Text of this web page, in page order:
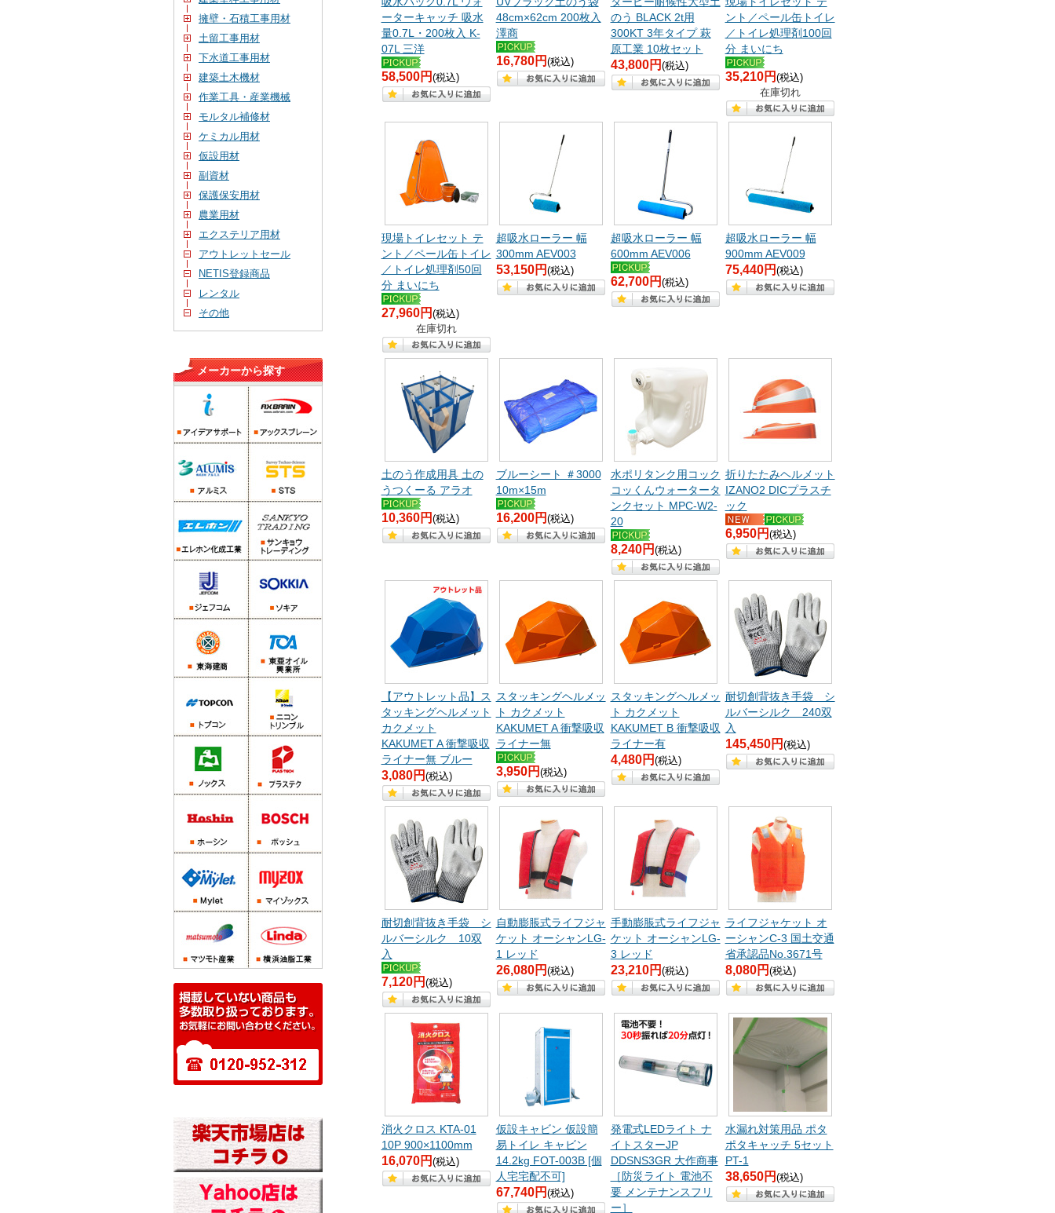
擁壁・石積工事用材
土留工事用材
下水道工事用材
建築土木機材
作業工具・産業機械
モルタル補修材
ケミカル用材
仮設用材
副資材
保護保安用材
農業用材
エクステリア用材
アウトレットセール
NETIS登録商品
レンタル
その他
メーカーから探す
ーターキャッチ 吸水
量0.7L・200枚入 K-
07L 三洋
58,500円 (税込)
48cm×62cm 200枚入
澤商
16,780円 (税込)
のう BLACK 2t用
300KT 3年タイプ 萩
原工業 10枚セット
43,800円 (税込)
ント／ペール缶トイレ
／トイレ処理剤100回
分 まいにち
35,210円 (税込)
在庫切れ
現場トイレセット テ
ント／ペール缶トイレ
／トイレ処理剤50回
分 まいにち
27,960円 (税込)
在庫切れ
超吸水ローラー 幅
300mm AEV003
53,150円 (税込)
超吸水ローラー 幅
600mm AEV006
62,700円 (税込)
超吸水ローラー 幅
900mm AEV009
75,440円 (税込)
土のう作成用具 土の
うつくーる アラオ
10,360円 (税込)
ブルーシート ＃3000
10m×15m
16,200円 (税込)
水ポリタンク用コック
コッくんウォータータ
ンクセット MPC-W2-
20
8,240円 (税込)
折りたたみヘルメット
IZANO2 DICプラスチ
ック
6,950円 (税込)
【アウトレット品】ス
タッキングヘルメット
カクメット
KAKUMET A 衝撃吸収
ライナー無 ブルー
3,080円 (税込)
スタッキングヘルメッ
ト カクメット
KAKUMET A 衝撃吸収
ライナー無
3,950円 (税込)
スタッキングヘルメッ
ト カクメット
KAKUMET B 衝撃吸収
ライナー有
4,480円 (税込)
耐切創背抜き手袋 シ
ルバーシルク 240双
入
145,450円 (税込)
耐切創背抜き手袋 シ
ルバーシルク 10双
入
7,120円 (税込)
自動膨脹式ライフジャ
ケット オーシャンLG-
1 レッド
26,080円 (税込)
手動膨脹式ライフジャ
ケット オーシャンLG-
3 レッド
23,210円 (税込)
ライフジャケット オ
ーシャンC-3 国土交通
省承認品No.3671号
8,080円 (税込)
消火クロス KTA-01
10P 900×1100mm
16,070円 (税込)
仮設キャビン 仮設簡
易トイレ キャビン
14.2kg FOT-003B [個
人宅宅配不可]
67,740円 (税込)
発電式LEDライト ナ
イトスターJP
DDSNS3GR 大作商事
［防災ライト 電池不
要 メンテナンスフリ
ー］
水漏れ対策用品 ポタ
ポタキャッチ 5セット
PT-1
38,650円 (税込)